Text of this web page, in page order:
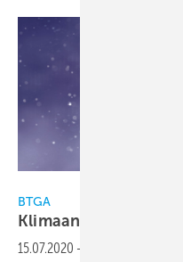
BTGA
Klimaanlagen und der
15.07.2020 -